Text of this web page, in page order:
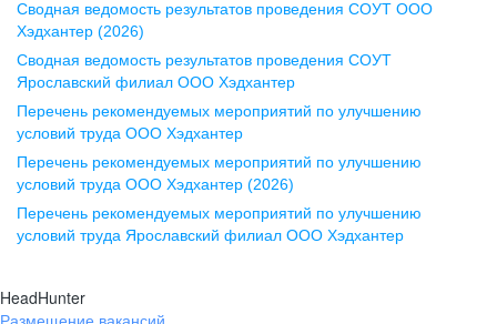
ул. Комиссаржевской, д. 10,
офис 1212
+7 473 280-05-05
pr@vrn.hh.ru
ул. Спартаковская, д. 2А, этаж 3,
помещение 15
+7 843 212-12-50
Екатеринбург
Сводная ведомость результатов проведения СОУТ ООО
Хэдхантер (2026)
Сводная ведомость результатов проведения СОУТ
Ярославский филиал ООО Хэдхантер
Перечень рекомендуемых мероприятий по улучшению
условий труда ООО Хэдхантер
Перечень рекомендуемых мероприятий по улучшению
условий труда ООО Хэдхантер (2026)
Перечень рекомендуемых мероприятий по улучшению
условий труда Ярославский филиал ООО Хэдхантер
HeadHunter